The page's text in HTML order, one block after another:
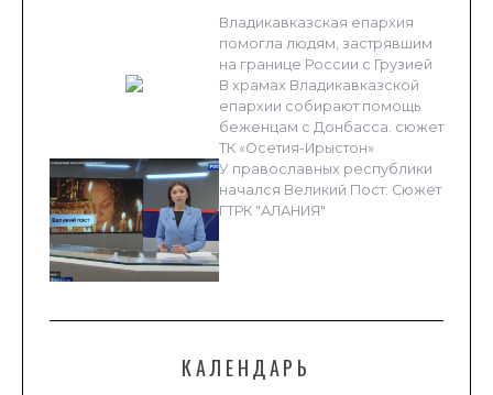
Владикавказская епархия
помогла людям, застрявшим
на границе России с Грузией
В храмах Владикавказской
епархии собирают помощь
беженцам с Донбасса. сюжет
ТК «Осетия-Ирыстон»
У православных республики
начался Великий Пост. Сюжет
ГТРК "АЛАНИЯ"
КАЛЕНДАРЬ